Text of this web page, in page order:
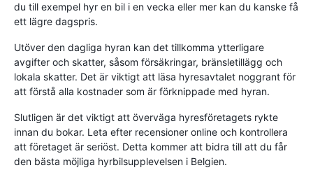
du till exempel hyr en bil i en vecka eller mer kan du kanske få
ett lägre dagspris.
Utöver den dagliga hyran kan det tillkomma ytterligare
avgifter och skatter, såsom försäkringar, bränsletillägg och
lokala skatter. Det är viktigt att läsa hyresavtalet noggrant för
att förstå alla kostnader som är förknippade med hyran.
Slutligen är det viktigt att överväga hyresföretagets rykte
innan du bokar. Leta efter recensioner online och kontrollera
att företaget är seriöst. Detta kommer att bidra till att du får
den bästa möjliga hyrbilsupplevelsen i Belgien.